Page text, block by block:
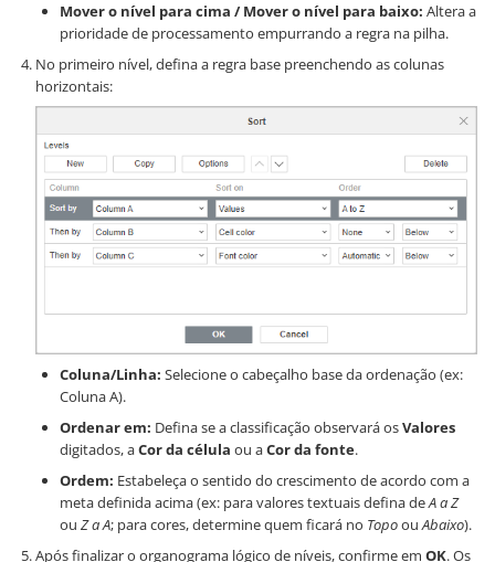
Mover o nível para cima / Mover o nível para baixo: Altera a
prioridade de processamento empurrando a regra na pilha.
No primeiro nível, defina a regra base preenchendo as colunas
horizontais:
Coluna/Linha: Selecione o cabeçalho base da ordenação (ex:
Coluna A).
Ordenar em: Defina se a classificação observará osValores
digitados, aCor da célula ou aCor da fonte.
Ordem: Estabeleça o sentido do crescimento de acordo com a
meta definida acima (ex: para valores textuais defina deA a Z
ou Z a A; para cores, determine quem ficará no TopoouAbaixo).
Após finalizar o organograma lógico de níveis, confirme em OK. Os